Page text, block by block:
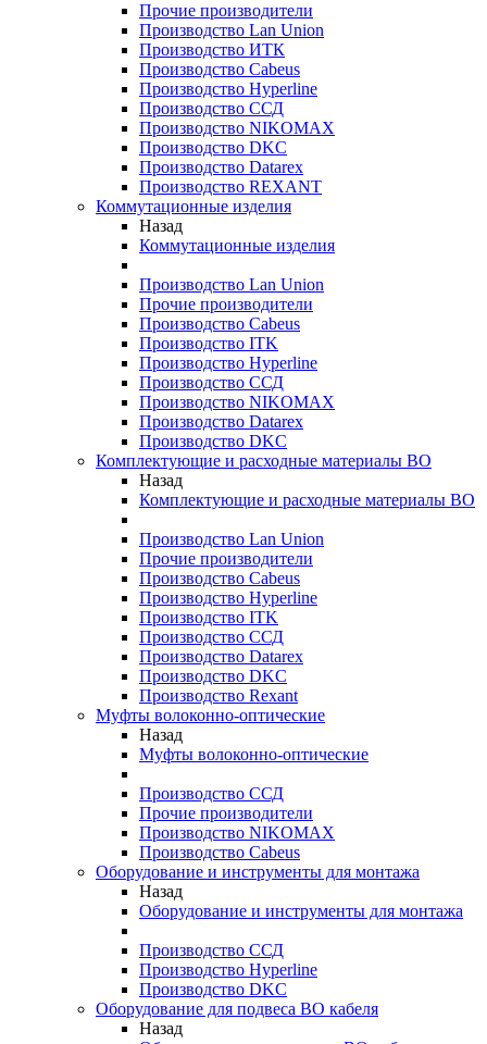
Прочие производители
Производство Lan Union
Производство ИТК
Производство Cabeus
Производство Hyperline
Производство ССД
Производство NIKOMAX
Производство DKC
Производство Datarex
Производство REXANT
Коммутационные изделия
Назад
Коммутационные изделия
Производство Lan Union
Прочие производители
Производство Cabeus
Производство ITK
Производство Hyperline
Производство ССД
Производство NIKOMAX
Производство Datarex
Производство DKC
Комплектующие и расходные материалы ВО
Назад
Комплектующие и расходные материалы ВО
Производство Lan Union
Прочие производители
Производство Cabeus
Производство Hyperline
Производство ITK
Производство ССД
Производство Datarex
Производство DKC
Производство Rexant
Муфты волоконно-оптические
Назад
Муфты волоконно-оптические
Производство ССД
Прочие производители
Производство NIKOMAX
Производство Cabeus
Оборудование и инструменты для монтажа
Назад
Оборудование и инструменты для монтажа
Производство ССД
Производство Hyperline
Производство DKC
Оборудование для подвеса ВО кабеля
Назад